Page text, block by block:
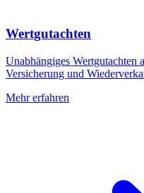
Wertgutachten
Unabhängiges Wertgutachten
Versicherung und
Mehr erfahren